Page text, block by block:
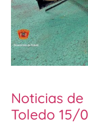
Noticias
Toledo 15/